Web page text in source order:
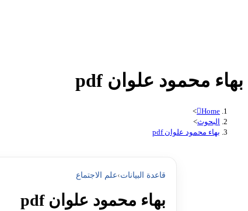
بهاء محمود علوان pdf
Home
>
البحوث>
بهاء محمود علوان pdf
قاعدة البيانات›علم الاجتماع
بهاء محمود علوان pdf